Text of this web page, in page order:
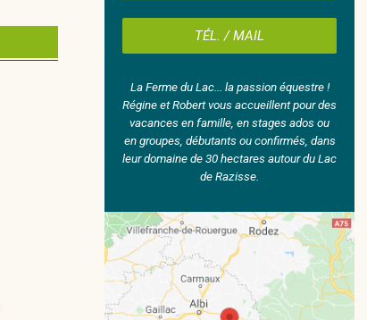
TÉL. / MAIL
La Ferme du Lac... la passion équestre !
Régine et Robert vous accueillent pour des
vacances en famille, en stages ados ou
en groupes, débutants ou confirmés, dans
leur domaine de 30 hectares autour du Lac
de Razisse.